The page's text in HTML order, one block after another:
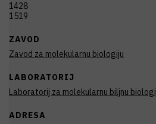
1428
1519
ZAVOD
Zavod za molekularnu biologiju
LABORATORIJ
Laboratorij za molekularnu biljnu
ADRESA